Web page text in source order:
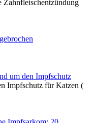
Zahnfleischentzündung
um den Impfschutz
Impfschutz für Katzen (